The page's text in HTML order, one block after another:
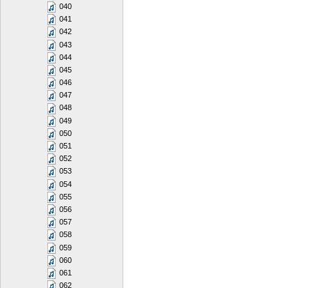
040
041
042
043
044
045
046
047
048
049
050
051
052
053
054
055
056
057
058
059
060
061
062